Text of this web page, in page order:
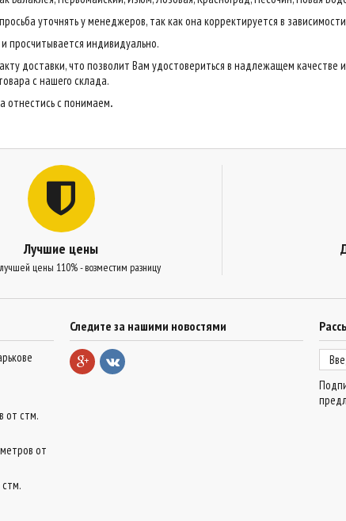
уточнять у менеджеров, так как она корректируется в
просчитывается индивидуально.
доставки, что позволит Вам удостовериться в надлежащем качестве
с нашего склада.
отнестись с понимаем.
Лучшие цены
цены 110% - возместим разницу
от стм.
от
Следите за нашими новостями